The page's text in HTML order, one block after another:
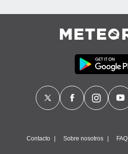
Contacto Sobre nosotros FAQ